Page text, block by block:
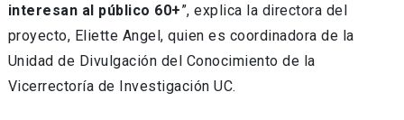
interesan al público 60+”, explica la directora del
proyecto, Eliette Angel, quien es coordinadora de la
Unidad de Divulgación del Conocimiento de la
Vicerrectoría de Investigación UC.